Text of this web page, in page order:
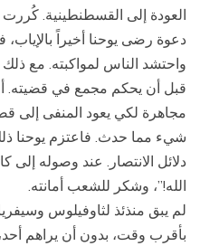
العودة إلى القسطنطينية.
دعوة رضى يوحنا أخيراً
واحتشد الناس لمواكبته. مع ذلك
قبل أن يحكم مجمع في قضيته.
مجاهرة لكي يعود المنفى إلى
شيء مما حدث. فاعتزم يوحنا
دلائل الانتصار. عند وصوله إلى
الله!”، وشكر للشعب أمانته.
لم يبق منذئذ لثاوفيلوس
بأقرب وقت، بدون أن يراهم